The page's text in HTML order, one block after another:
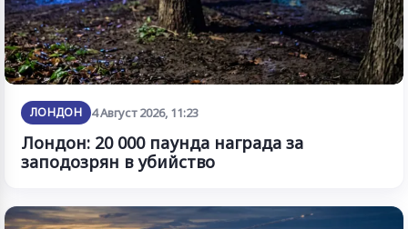
ЛОНДОН 4 Август 2026, 11:23
Лондон: 20 000 паунда награда за
заподозрян в убийство